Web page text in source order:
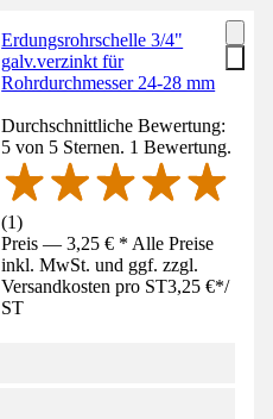
Erdungsrohrschelle 3/4"
galv.verzinkt für
Rohrdurchmesser 24-28 mm
Durchschnittliche Bewertung:
5 von 5 Sternen. 1 Bewertung.
(1)
Preis — 3,25 € * Alle Preise
inkl. MwSt. und ggf. zzgl.
Versandkosten pro ST3,25 €*/
ST